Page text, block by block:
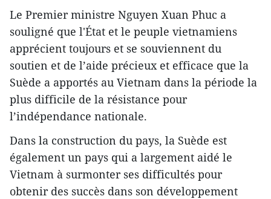
Le Premier ministre Nguyen Xuan Phuc a
souligné que l'État et le peuple vietnamiens
apprécient toujours et se souviennent du
soutien et de l’aide précieux et efficace que la
Suède a apportés au Vietnam dans la période la
plus difficile de la résistance pour
l’indépendance nationale.
Dans la construction du pays, la Suède est
également un pays qui a largement aidé le
Vietnam à surmonter ses difficultés pour
obtenir des succès dans son développement